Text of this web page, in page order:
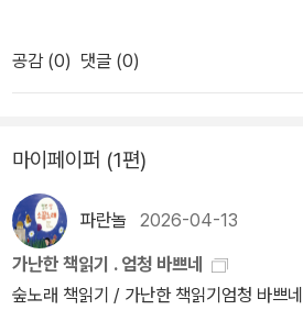
로 우리의 안전을 위해 일해주시는 고마
의 마음을​ 전해봅니다.​​​^ㅡ^
들'하늘에서, 땅에서, 바다에서 모든 생명
습에 아이들이랑 열심히 읽고존경하고 우
에 멧돼지가 나타났어요!""태풍 때문에
가 많이 와서 집이 물에 잠겼어요!"네, 지
움이 필요한 곳이라면 어디든 갑니다.동에
무 바쁜 소방관의 하루를 만나 보았어요이
한 것도, 갖춰야 할 것도 정말 많아요. 사람
큼 귀하고, 누구도 선뜻 대신할 수 없는 일
들에게 응급 처치 교육까지 하는 일들을
방관이 되고 싶었던 우리 아들은... 실제로
습득하고는.... 소방관은 너무 어려운 직업
두 외!쿡!인!그래도 곳곳에 한국의 소방관
들을 실어 주셔서 아이들이 좀 더 현실적
주셔서 더욱 좋았다.그리고 책 맨 뒤
록된 사진들의 출처를 알 수 있어서 내용을
다.소방관을 꿈꾸는 아이라면 꼭 읽으면
공감 (0) 댓글 (0)
마이페이퍼 (1편)
파란놀 2026-04-13
가난한 책읽기 . 엄청 바쁘네
숲노래 책읽기 / 가난한 책읽기엄청 바쁘